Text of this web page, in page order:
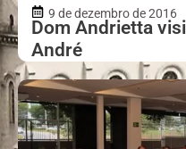
9 de dezembro de 2016
Dom Andrietta
André